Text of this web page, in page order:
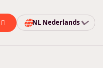
NL Nederlands